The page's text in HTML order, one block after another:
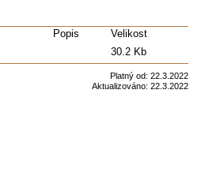
Popis
Velikost
30.2 Kb
Platný od: 22.3.2022
Aktualizováno: 22.3.2022